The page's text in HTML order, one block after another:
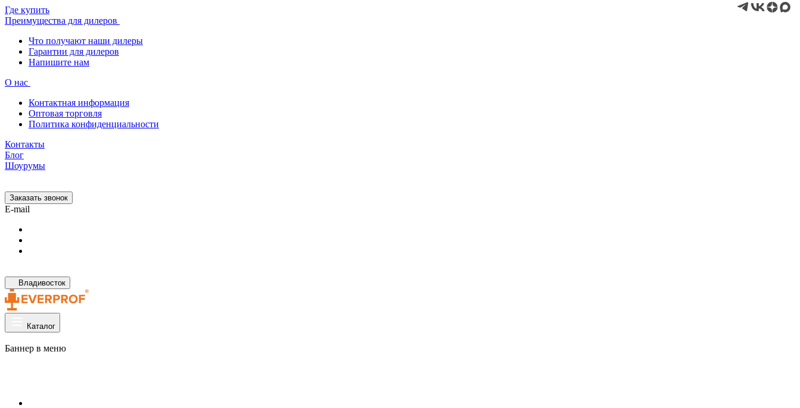
Где купить
Преимущества для дилеров
Что получают наши дилеры
Гарантии для дилеров
Напишите нам
О нас
Контактная информация
Оптовая торговля
Политика конфиденциальности
Контакты
Блог
Шоурумы
Заказать звонок
E-mail
Владивосток
Каталог
Баннер в меню